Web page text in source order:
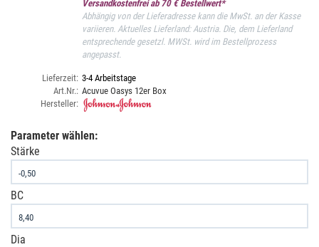
Versandkostenfrei ab 70 € Bestellwert*
Abhängig von der Lieferadresse kann die MwSt. an der Kasse
variieren. Aktuelles Lieferland: Austria. Die, dem Lieferland
entsprechende gesetzl. MWSt. wird im Bestellprozess
angepasst.
Lieferzeit: 3-4 Arbeitstage
Art.Nr.: Acuvue Oasys 12er Box
Hersteller:
Parameter wählen:
Stärke
BC
Dia